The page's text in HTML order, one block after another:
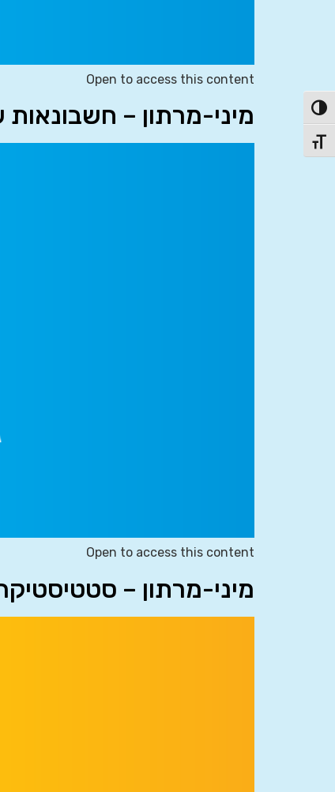
הפעל/כבה ניגודיות גבוהה
מתג גודל גופן
Open to access this content
מיני-מרתון –
Open to access this content
מיני-מרתון –